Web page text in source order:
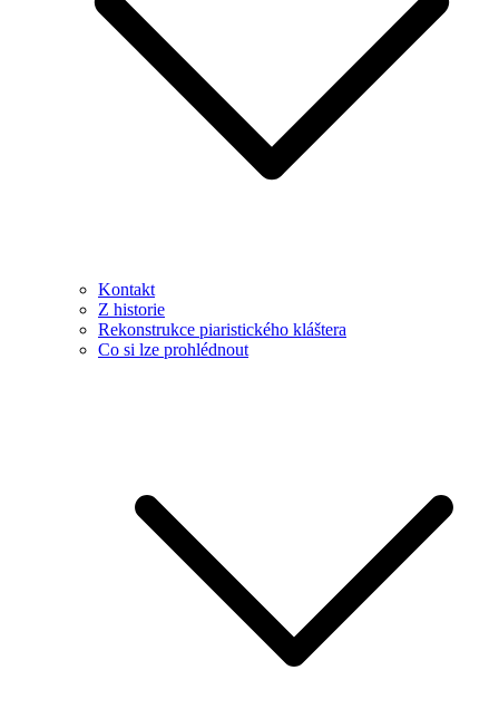
Kontakt
Z historie
Rekonstrukce piaristického kláštera
Co si lze prohlédnout